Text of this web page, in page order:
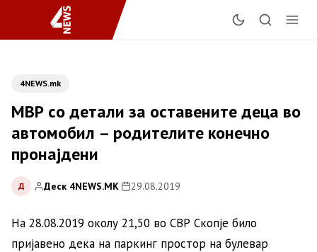
4NEWS.mk
МВР со детали за оставените деца во
автомобил – родителите конечно
пронајдени
Д Деск 4NEWS.MK| 29.08.2019
На 28.08.2019 околу 21,50 во СВР Скопје било
пријавено дека на паркинг простор на булевар